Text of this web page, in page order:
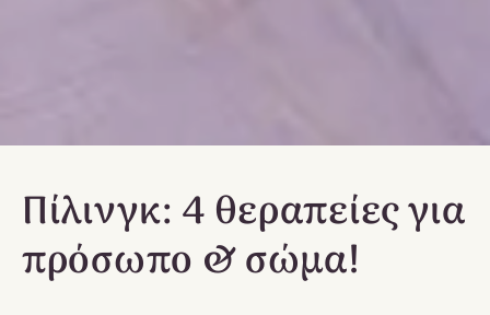
Πίλινγκ: 4 θεραπείες για
πρόσωπο & σώμα!